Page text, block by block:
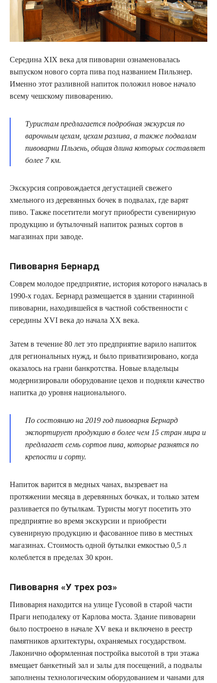
Середина XIX века для пивоварни ознаменовалась
выпуском нового сорта пива под названием Пильзнер.
Именно этот разливной напиток положил новое начало
всему чешскому пивоварению.
Туристам предлагается подробная экскурсия по
варочным цехам, цехам разлива, а также подвалам
пивоварни Пльзень, общая длина которых составляет
более 7 км.
Экскурсия сопровождается дегустацией свежего
хмельного из деревянных бочек в подвалах, где варят
пиво. Также посетители могут приобрести сувенирную
продукцию и бутылочный напиток разных сортов в
магазинах при заводе.
Пивоварня Бернард
Соврем молодое предприятие, история которого началась в
1990-х годах. Бернард размещается в здании старинной
пивоварни, находившейся в частной собственности с
середины XVI века до начала XX века.
Затем в течение 80 лет это предприятие варило напиток
для региональных нужд, и было приватизировано, когда
оказалось на грани банкротства. Новые владельцы
модернизировали оборудование цехов и подняли качество
напитка до уровня национального.
По состоянию на 2019 год пивоварня Бернард
экспортирует продукцию в более чем 15 стран мира и
предлагает семь сортов пива, которые разнятся по
крепости и сорту.
Напиток варится в медных чанах, вызревает на
протяжении месяца в деревянных бочках, и только затем
разливается по бутылкам. Туристы могут посетить это
предприятие во время экскурсии и приобрести
сувенирную продукцию и фасованное пиво в местных
магазинах. Стоимость одной бутылки емкостью 0,5 л
колеблется в пределах 30 крон.
Пивоварня «У трех роз»
Пивоварня находится на улице Гусовой в старой части
Праги неподалеку от Карлова моста. Здание пивоварни
было построено в начале XV века и включено в реестр
памятников архитектуры, охраняемых государством.
Лаконично оформленная постройка высотой в три этажа
вмещает банкетный зал и залы для посещений, а подвалы
заполнены технологическим оборудованием и чанами для